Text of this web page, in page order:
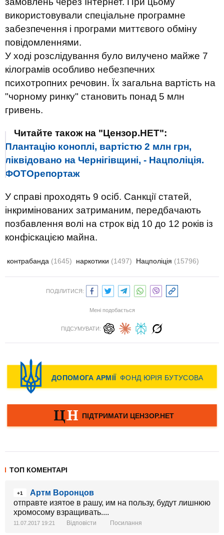
використовували спеціальне програмне
забезпечення і програми миттєвого обміну
повідомленнями.
У ході розслідування було вилучено майже 7
кілограмів особливо небезпечних
психотропних речовин. Їх загальна вартість на
"чорному ринку" становить понад 5 млн
гривень.
Читайте також на "Цензор.НЕТ":
Плантацію коноплі, вартістю 2 млн грн,
ліквідовано на Чернігівщині, - Нацполіція.
ФОТОрепортаж
У справі проходять 9 осіб. Санкції статей,
інкримінованих затриманим, передбачають
позбавлення волі на строк від 10 до 12 років із
конфіскацією майна.
контрабанда (1645) наркотики (1497) Нацполіція (15796)
ПОДІЛИТИСЯ:
Мені подобається
ПІДСУМУВАТИ:
ТОП КОМЕНТАРІ
+1
Артм Воронцов
отправте изятое в рашу, им на пользу, будут лишнюю
хромосому взращивать....
11.07.2017 19:21 Відповісти Посилання